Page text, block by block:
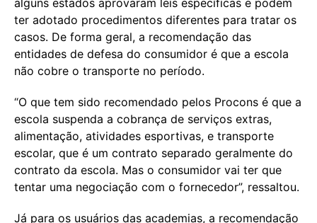
ter adotado procedimentos diferentes para tratar os
casos. De forma geral, a recomendação das
entidades de defesa do consumidor é que a escola
não cobre o transporte no período.
“O que tem sido recomendado pelos Procons é que a
escola suspenda a cobrança de serviços extras,
alimentação, atividades esportivas, e transporte
escolar, que é um contrato separado geralmente do
contrato da escola. Mas o consumidor vai ter que
tentar uma negociação com o fornecedor”, ressaltou.
Já para os usuários das academias, a recomendação